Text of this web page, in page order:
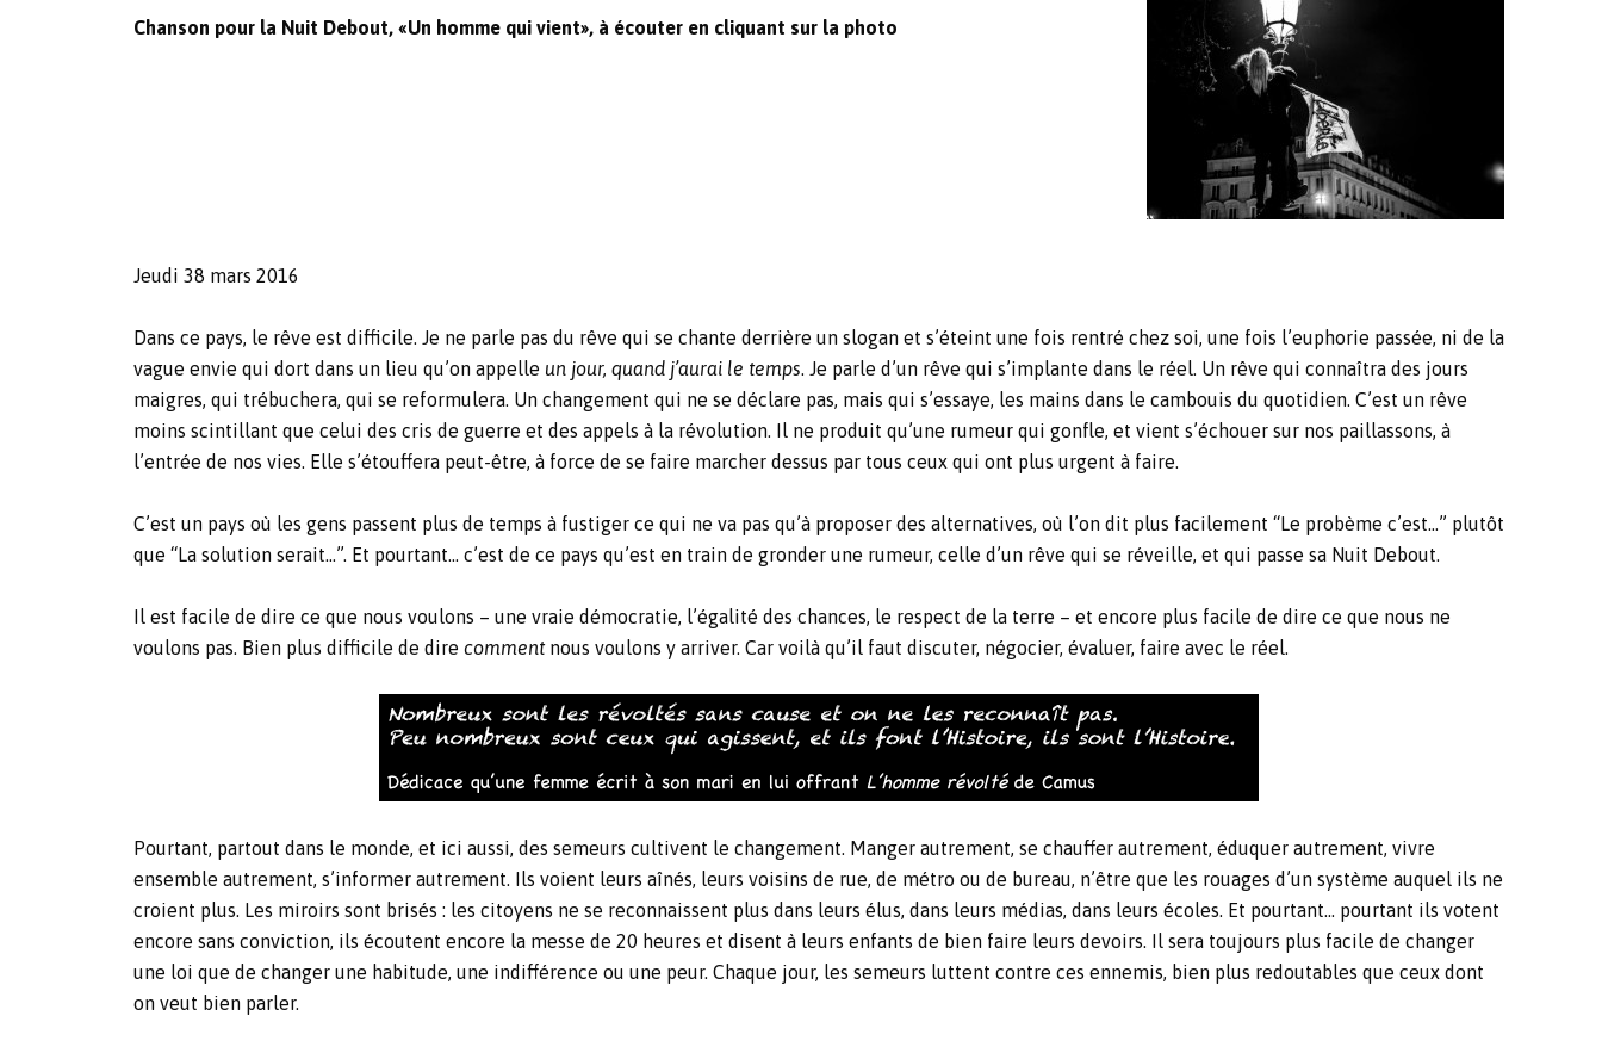
Chanson pour la Nuit Debout, «Un homme qui vient», à écouter en cliquant sur la photo
Jeudi 38 mars 2016
Dans ce pays, le rêve est difficile. Je ne parle pas du rêve qui se chante derrière un slogan et s’éteint une fois rentré chez soi, une fois l’euphorie passée, ni de la
vague envie qui dort dans un lieu qu’on appelle un jour, quand j’aurai le temps. Je parle d’un rêve qui s’implante dans le réel. Un rêve qui connaîtra des jours
maigres, qui trébuchera, qui se reformulera. Un changement qui ne se déclare pas, mais qui s’essaye, les mains dans le cambouis du quotidien. C’est un rêve
moins scintillant que celui des cris de guerre et des appels à la révolution. Il ne produit qu’une rumeur qui gonfle, et vient s’échouer sur nos paillassons, à
l’entrée de nos vies. Elle s’étouffera peut-être, à force de se faire marcher dessus par tous ceux qui ont plus urgent à faire.
C’est un pays où les gens passent plus de temps à fustiger ce qui ne va pas qu’à proposer des alternatives, où l’on dit plus facilement “Le probème c’est…” plutôt
que “La solution serait…”. Et pourtant… c’est de ce pays qu’est en train de gronder une rumeur, celle d’un rêve qui se réveille, et qui passe sa Nuit Debout.
Il est facile de dire ce que nous voulons – une vraie démocratie, l’égalité des chances, le respect de la terre – et encore plus facile de dire ce que nous ne
voulons pas. Bien plus difficile de dire comment nous voulons y arriver. Car voilà qu’il faut discuter, négocier, évaluer, faire avec le réel.
Pourtant, partout dans le monde, et ici aussi, des semeurs cultivent le changement. Manger autrement, se chauffer autrement, éduquer autrement, vivre
ensemble autrement, s’informer autrement. Ils voient leurs aînés, leurs voisins de rue, de métro ou de bureau, n’être que les rouages d’un système auquel ils ne
croient plus. Les miroirs sont brisés : les citoyens ne se reconnaissent plus dans leurs élus, dans leurs médias, dans leurs écoles. Et pourtant… pourtant ils votent
encore sans conviction, ils écoutent encore la messe de 20 heures et disent à leurs enfants de bien faire leurs devoirs. Il sera toujours plus facile de changer
une loi que de changer une habitude, une indifférence ou une peur. Chaque jour, les semeurs luttent contre ces ennemis, bien plus redoutables que ceux dont
on veut bien parler.